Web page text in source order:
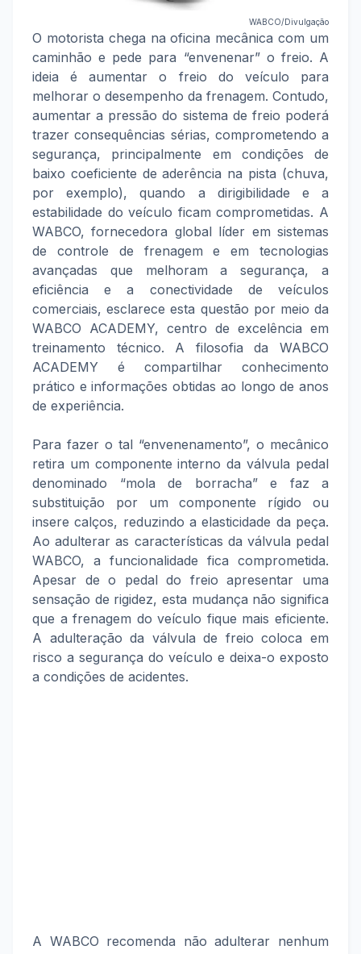
WABCO/Divulgação
O motorista chega na oficina mecânica com um
caminhão e pede para “envenenar” o freio. A
ideia é aumentar o freio do veículo para
melhorar o desempenho da frenagem. Contudo,
aumentar a pressão do sistema de freio poderá
trazer consequências sérias, comprometendo a
segurança, principalmente em condições de
baixo coeficiente de aderência na pista (chuva,
por exemplo), quando a dirigibilidade e a
estabilidade do veículo ficam comprometidas. A
WABCO, fornecedora global líder em sistemas
de controle de frenagem e em tecnologias
avançadas que melhoram a segurança, a
eficiência e a conectividade de veículos
comerciais, esclarece esta questão por meio da
WABCO ACADEMY, centro de excelência em
treinamento técnico. A filosofia da WABCO
ACADEMY é compartilhar conhecimento
prático e informações obtidas ao longo de anos
de experiência.
Para fazer o tal “envenenamento”, o mecânico
retira um componente interno da válvula pedal
denominado “mola de borracha” e faz a
substituição por um componente rígido ou
insere calços, reduzindo a elasticidade da peça.
Ao adulterar as características da válvula pedal
WABCO, a funcionalidade fica comprometida.
Apesar de o pedal do freio apresentar uma
sensação de rigidez, esta mudança não significa
que a frenagem do veículo fique mais eficiente.
A adulteração da válvula de freio coloca em
risco a segurança do veículo e deixa-o exposto
a condições de acidentes.
A WABCO recomenda não adulterar nenhum